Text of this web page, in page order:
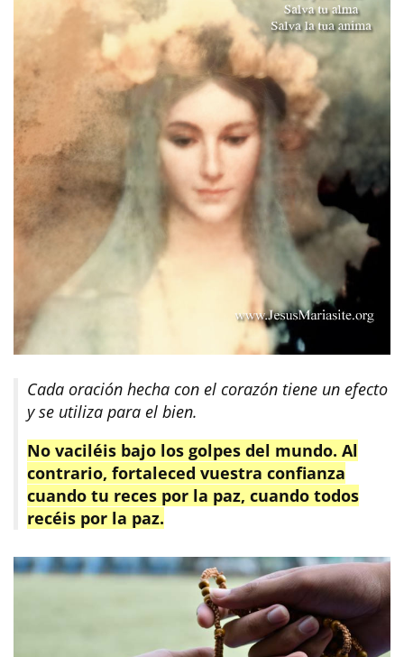
Cada oración hecha con el corazón tiene un efecto
y se utiliza para el bien.
No vaciléis bajo los golpes del mundo. Al
contrario, fortaleced vuestra confianza
cuando tu reces por la paz, cuando todos
recéis por la paz.